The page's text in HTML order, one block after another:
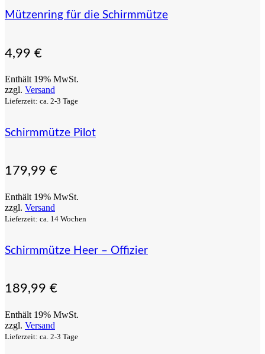
Mützenring für die Schirmmütze
4,99 €
Enthält 19% MwSt.
zzgl. Versand
Lieferzeit: ca. 2-3 Tage
Schirmmütze Pilot
179,99 €
Enthält 19% MwSt.
zzgl. Versand
Lieferzeit: ca. 14 Wochen
Schirmmütze Heer – Offizier
189,99 €
Enthält 19% MwSt.
zzgl. Versand
Lieferzeit: ca. 2-3 Tage